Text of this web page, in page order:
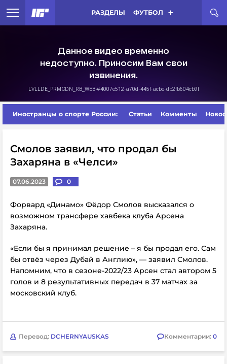
РАЗДЕЛЫ ФУТБОЛ
Иностранцы о спорте России: Статьи Комменты
Смолов заявил, что продал бы
Захаряна в «Челси»
07.06.2023 0
Форвард «Динамо» Фёдор Смолов высказался о
возможном трансфере хавбека клуба Арсена
Захаряна.
«Если бы я принимал решение – я бы продал его. Сам
бы отвёз через Дубай в Англию», — заявил Смолов.
Напомним, что в сезоне-2022/23 Арсен стал автором 5
голов и 8 результативных передач в 37 матчах за
московский клуб.
Перевод: DCHERNYAUSKAS Комментарии: 0